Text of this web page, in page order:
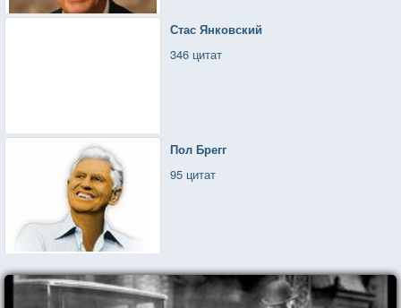
Стас Янковский
346 цитат
Пол Брегг
95 цитат